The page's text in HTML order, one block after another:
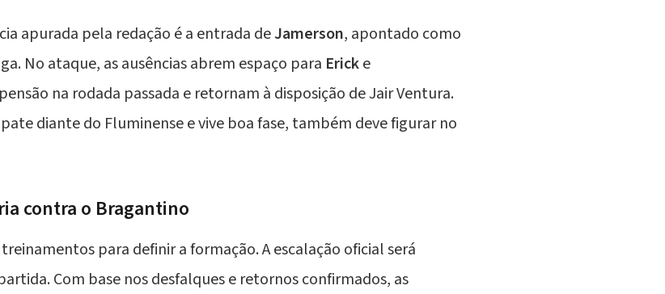
apurada pela redação é a entrada deJamerson, apontado como
No ataque, as ausências abrem espaço para Ericke
na rodada passada e retornam à disposição deJair Ventura.
diante do Fluminense e vive boa fase, também deve figurar no
contra o Bragantino
para definir a formação. A escalação oficial será
Com base nos desfalques e retornos confirmados, as